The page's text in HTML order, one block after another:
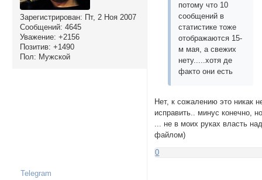
Зарегистрирован: Пт, 2 Ноя 2007
Сообщений: 4645
Уважение: +2156
Позитив: +1490
Пол: Мужской
потому что 10
сообщений в
статистике тоже
отображаются 15-
м мая, а свежих
нету.....хотя де
факто они есть
Нет, к сожалению это никак
исправить.. минус конечно,
... не в моих руках власть
файлом)
0
Telegram